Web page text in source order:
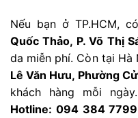
Nếu bạn ở TP.HCM,
Quốc Thảo, P. Võ Thị
da miễn phí. Còn tại
Lê Văn Hưu, Phường
khách hàng mỗi
Hotline: 094 384 7799